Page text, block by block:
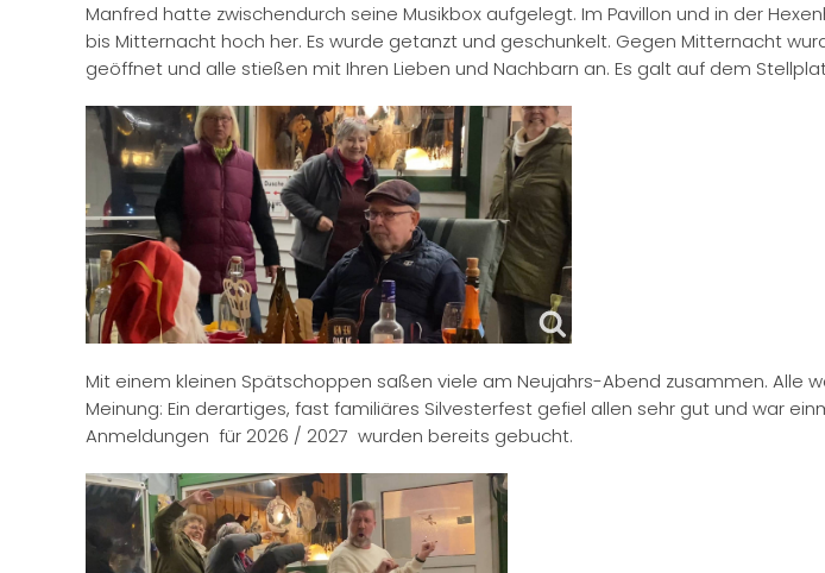
Manfred hatte zwischendurch seine Musikbox aufgelegt. Im Pavillon und in der
bis Mitternacht hoch her. Es wurde getanzt und geschunkelt. Gegen Mitternacht
geöffnet und alle stießen mit Ihren Lieben und Nachbarn an. Es galt auf dem
Mit einem kleinen Spätschoppen saßen viele am Neujahrs-Abend zusammen. Alle
Meinung: Ein derartiges, fast familiäres Silvesterfest gefiel allen sehr gut und war
Anmeldungen für 2026 / 2027 wurden bereits gebucht.